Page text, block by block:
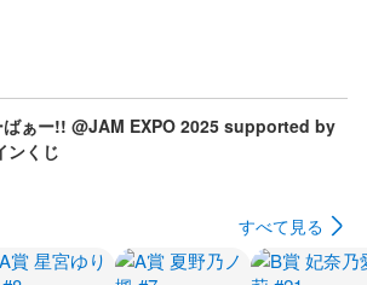
ばぁー!! @JAM EXPO 2025 supported by
ンくじ
すべて見る